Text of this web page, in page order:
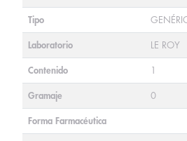
Tipo
Laboratorio LE ROY
Contenido 1
Gramaje 0
Forma Farmacéutica